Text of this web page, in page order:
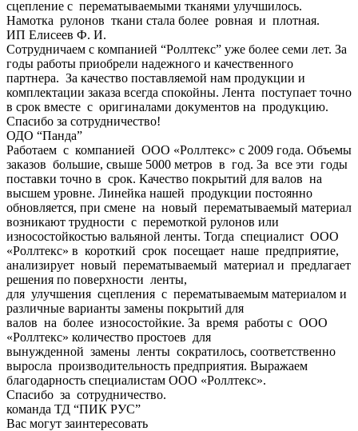
сцепление с перематываемыми тканями улучшилось.
Намотка рулонов ткани стала более ровная и плотная.
ИП Елисеев Ф. И.
Сотрудничаем с компанией “Роллтекс” уже более семи лет. За
годы работы приобрели надежного и качественного
партнера. За качество поставляемой нам продукции и
комплектации заказа всегда спокойны. Лента поступает точно
в срок вместе с оригиналами документов на продукцию.
Спасибо за сотрудничество!
ОДО “Панда”
Работаем с компанией ООО «Роллтекс» с 2009 года. Объемы
заказов большие, свыше 5000 метров в год. За все эти годы
поставки точно в срок. Качество покрытий для валов на
высшем уровне. Линейка нашей продукции постоянно
обновляется, при смене на новый перематываемый материал
возникают трудности с перемоткой рулонов или
износостойкостью вальяной ленты. Тогда специалист ООО
«Роллтекс» в короткий срок посещает наше предприятие,
анализирует новый перематываемый материал и предлагает
решения по поверхности ленты,
для улучшения сцепления с перематываемым материалом и
различные варианты замены покрытий для
валов на более износостойкие. За время работы с ООО
«Роллтекс» количество простоев для
вынужденной замены ленты сократилось, соответственно
выросла производительность предприятия. Выражаем
благодарность специалистам ООО «Роллтекс».
Спасибо за сотрудничество.
команда ТД “ПИК РУС”
Вас могут заинтересовать